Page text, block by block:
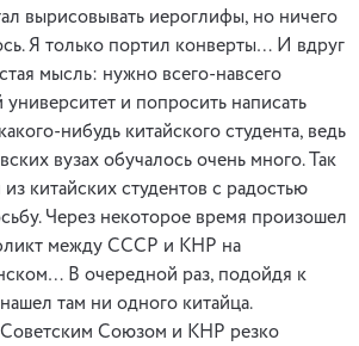
вырисовывать иероглифы, но ничего
Я только портил конверты… И вдруг
мысль: нужно всего-навсего
университет и попросить написать
нибудь китайского студента, ведь
вузах обучалось очень много. Так
китайских студентов с радостью
Через некоторое время произошел
между СССР и КНР на
В очередной раз, подойдя к
там ни одного китайца.
Союзом и КНР резко